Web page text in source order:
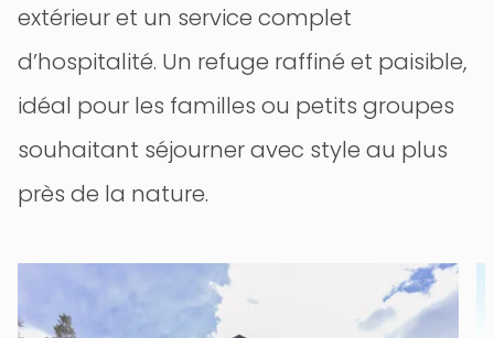
extérieur et un service complet
d’hospitalité. Un refuge raffiné et paisible,
idéal pour les familles ou petits groupes
souhaitant séjourner avec style au plus
près de la nature.